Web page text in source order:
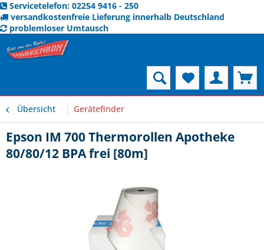
Servicetelefon: 02254 9416 - 250
versandkostenfreie Lieferung innerhalb Deutschland
problemloser Umtausch
Übersicht Gerätefinder
Epson IM 700 Thermorollen Apotheke
80/80/12 BPA frei [80m]